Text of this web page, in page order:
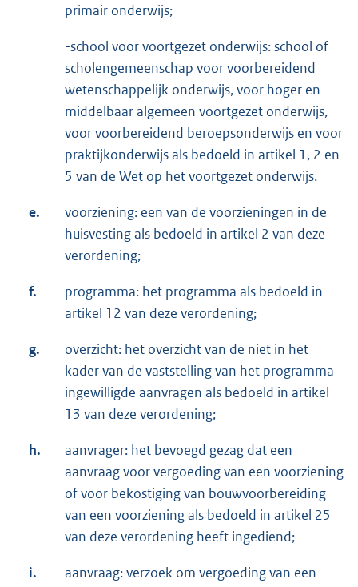
primair onderwijs;
-school voor voortgezet onderwijs: school of
scholengemeenschap voor voorberei­dend
wetenschappelijk onderwijs, voor hoger en
middelbaar algemeen voortgezet onder­wijs,
voor voorbereidend beroepsonderwijs en voor
praktijkonderwijs als be­doeld in ar­tikel 1, 2 en
5 van de Wet op het voortgezet onderwijs.
e.
voorziening: een van de voorzieningen in de
huisvesting als bedoeld in artikel 2 van deze
verordening;
f.
programma: het programma als bedoeld in
artikel 12 van deze verordening;
g.
overzicht: het overzicht van de niet in het
kader van de vaststelling van het programma
ingewilligde aanvragen als bedoeld in artikel
13 van deze verordening;
h.
aanvrager: het bevoegd gezag dat een
aanvraag voor vergoeding van een voorziening
of voor bekostiging van bouwvoorbereiding
van een voorziening als bedoeld in artikel 25
van deze verordening heeft ingediend;
i.
aanvraag: verzoek om vergoeding van een